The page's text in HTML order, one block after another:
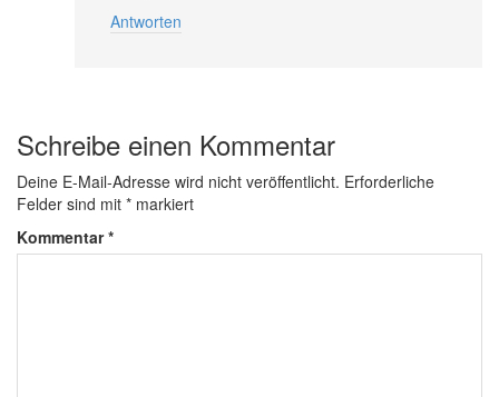
Antworten
Schreibe einen Kommentar
Deine E-Mail-Adresse wird nicht veröffentlicht. Erforderliche
Felder sind mit * markiert
Kommentar*